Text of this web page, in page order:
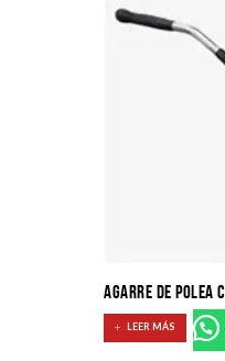
AGARRE DE POLEA
LEER MÁS